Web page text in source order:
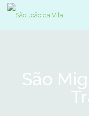
São